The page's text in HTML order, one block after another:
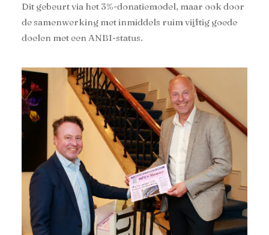
Dit gebeurt via het 3%-donatiemodel, maar ook door
de samenwerking met inmiddels ruim vijftig goede
doelen met een ANBI-status.